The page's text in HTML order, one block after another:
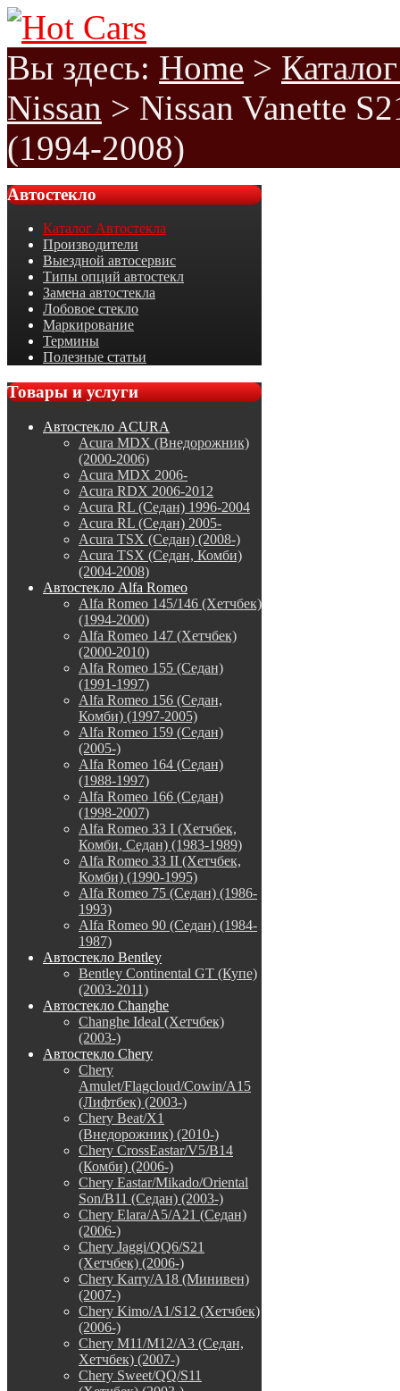
Вы здесь: Home >
Nissan > Nissan Vanette
(1994-2008)
Автостекло
Каталог Автостекла
Производители
Выездной автосервис
Типы опций автостекл
Замена автостекла
Лобовое стекло
Маркирование
Термины
Полезные статьи
Товарыи услуги
Автостекло ACURA
Acura MDX (Внедорожник)
(2000-2006)
Acura MDX 2006-
Acura RDX 2006-2012
Acura RL (Седан) 1996-2004
Acura RL (Седан) 2005-
Acura TSX (Седан) (2008-)
Acura TSX (Седан, Комби)
(2004-2008)
Автостекло Alfa Romeo
Alfa Romeo 145/146 (Хетчбек)
(1994-2000)
Alfa Romeo 147 (Хетчбек)
(2000-2010)
Alfa Romeo 155 (Седан)
(1991-1997)
Alfa Romeo 156 (Седан,
Комби) (1997-2005)
Alfa Romeo 159 (Седан)
(2005-)
Alfa Romeo 164 (Седан)
(1988-1997)
Alfa Romeo 166 (Седан)
(1998-2007)
Alfa Romeo 33 I (Хетчбек,
Комби, Седан) (1983-1989)
Alfa Romeo 33 II (Хетчбек,
Комби) (1990-1995)
Alfa Romeo 75 (Седан) (1986-
1993)
Alfa Romeo 90 (Седан) (1984-
1987)
Автостекло Bentley
Bentley Continental GT (Купе)
(2003-2011)
Автостекло Changhe
Changhe Ideal (Хетчбек)
(2003-)
Автостекло Chery
Chery
Amulet/Flagcloud/Cowin/A15
(Лифтбек) (2003-)
Chery Beat/X1
(Внедорожник) (2010-)
Chery CrossEastar/V5/B14
(Комби) (2006-)
Chery Eastar/Mikado/Oriental
Son/B11 (Седан) (2003-)
Chery Elara/A5/A21 (Седан)
(2006-)
Chery Jaggi/QQ6/S21
(Хетчбек) (2006-)
Chery Karry/A18 (Минивен)
(2007-)
Chery Kimo/A1/S12 (Хетчбек)
(2006-)
Chery M11/M12/A3 (Седан,
Хетчбек) (2007-)
Chery Sweet/QQ/S11